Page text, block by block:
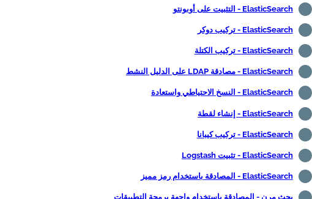
ElasticSearch - التثبيت على أوبونتو
ElasticSearch - تركيب دوكر
ElasticSearch - تركيب الكتلة
ElasticSearch - مصادقة LDAP على الدليل النشط
ElasticSearch - النسخ الاحتياطي واستعادة
ElasticSearch - إنشاء لقطة
ElasticSearch - تركيب كيبانا
ElasticSearch - تثبيت Logstash
ElasticSearch - المصادقة باستخدام رمز مميز
بحث مرن - المصادقة باستخدام واجهة برمجة التطبيقات